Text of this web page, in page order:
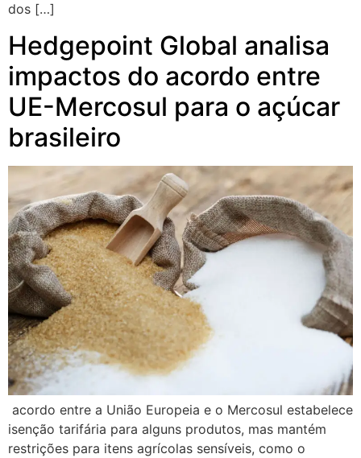
dos […]
Hedgepoint Global analisa
impactos do acordo entre
UE-Mercosul para o açúcar
brasileiro
acordo entre a União Europeia e o Mercosul estabelece
isenção tarifária para alguns produtos, mas mantém
restrições para itens agrícolas sensíveis, como o